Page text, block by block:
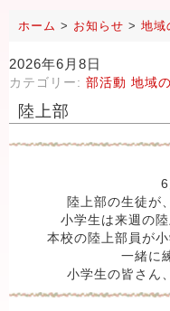
ホーム > お知らせ > 地域
2026年6月8日
カテゴリー: 部活動 地域
陸上部
陸上部の生徒が
小学生は来週の
本校の陸上部員が
一緒に
小学生の皆さん